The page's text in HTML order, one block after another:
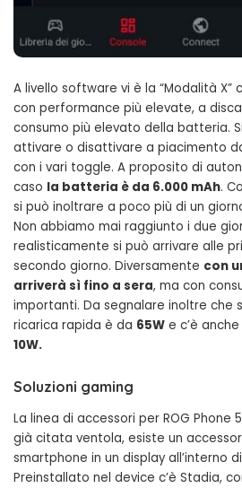
A livello software vi è la “Modalità
con performance più elevate, a
consumo più elevato della batteria.
attivare o disattivare a piacimento
con i vari toggle. A proposito di
caso la batteria è da 6.000 mAh.
si può inoltrare a poco più di un
Non abbiamo mai raggiunto i due
realisticamente si può arrivare alle
secondo giorno. Diversamente con
arriverà sì fino a sera, ma con
importanti. Da segnalare inoltre che
ricarica rapida è da 65W e c’è anche
10W.
Soluzioni gaming
La linea di accessori per ROG Phone
già citata ventola, esiste un
smartphone in un display all’interno
Preinstallato nel device c’è Stadia,